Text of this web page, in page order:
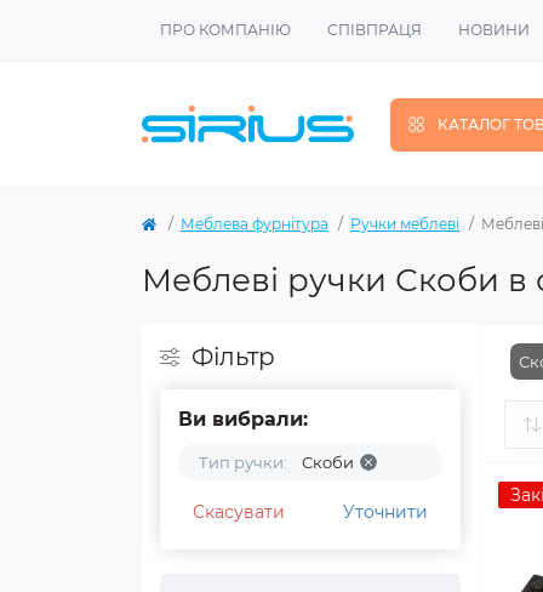
ПРО КОМПАНІЮ СПІВПРАЦЯ НОВИНИ
КАТАЛОГ
Меблева фурнітура Ручки меблеві
Меблеві ручки Скоби в
Фільтр
Ви вибрали:
Тип ручки: Скоби
Скасувати Уточнити